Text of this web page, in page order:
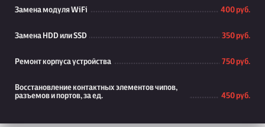
Замена модуля WiFi 400 руб.
Замена HDD или SSD 350 руб.
Ремонт корпуса устройства 750 руб.
Восстановление контактных элементов чипов,
разъемов и портов, за ед.
450 руб.